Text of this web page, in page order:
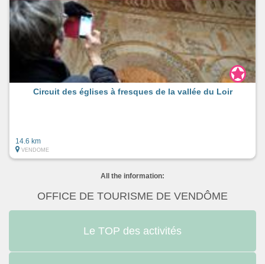
Circuit des églises à fresques de la vallée du Loir
14.6 km
VENDOME
All the information:
OFFICE DE TOURISME DE VENDÔME
Le TOP des activités